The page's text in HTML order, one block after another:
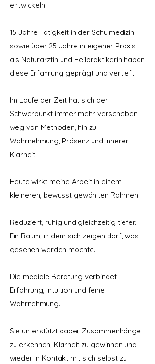
entwickeln.
15 Jahre Tätigkeit in der Schulmedizin
sowie über 25 Jahre in eigener Praxis
als Naturärztin und Heilpraktikerin haben
diese Erfahrung geprägt und vertieft.
Im Laufe der Zeit hat sich der
Schwerpunkt immer mehr verschoben -
weg von Methoden, hin zu
Wahrnehmung, Präsenz und innerer
Klarheit.
Heute wirkt meine Arbeit in einem
kleineren, bewusst gewählten Rahmen.
Reduziert, ruhig und gleichzeitig tiefer.
Ein Raum, in dem sich zeigen darf, was
gesehen werden möchte.
Die mediale Beratung verbindet
Erfahrung, Intuition und feine
Wahrnehmung.
Sie unterstützt dabei, Zusammenhänge
zu erkennen, Klarheit zu gewinnen und
wieder in Kontakt mit sich selbst zu